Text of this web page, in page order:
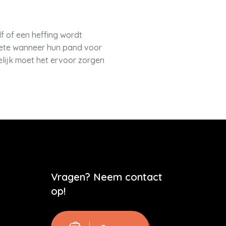
of een heffing wordt
wanneer hun pand voor
moet het ervoor zorgen
Vragen? Neem contact
op!